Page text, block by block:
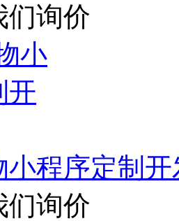
们询价
小程序定制
们询价